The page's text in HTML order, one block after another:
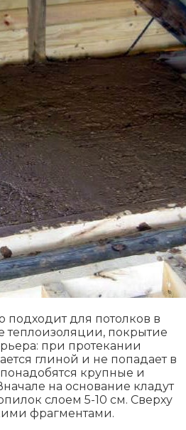
подходит для потолков в
теплоизоляции, покрытие
при протекании
глиной и не попадает в
крупные и
на основание кладут
слоем 5-10 см. Сверху
фрагментами.